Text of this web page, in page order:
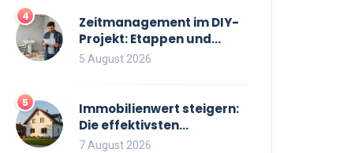
4
Zeitmanagement im DIY-
Projekt: Etappen und
Puffer richtig planen
5 August 2026
5
Immobilienwert steigern:
Die effektivsten
Maßnahmen für einen
7 August 2026